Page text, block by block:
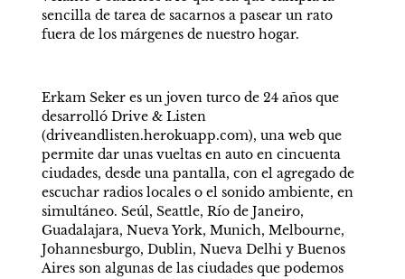
sencilla de tarea de sacarnos a pasear un rato
fuera de los márgenes de nuestro hogar.
Erkam Seker es un joven turco de 24 años que
desarrolló Drive & Listen
(driveandlisten.herokuapp.com), una web que
permite dar unas vueltas en auto en cincuenta
ciudades, desde una pantalla, con el agregado de
escuchar radios locales o el sonido ambiente, en
simultáneo. Seúl, Seattle, Río de Janeiro,
Guadalajara, Nueva York, Munich, Melbourne,
Johannesburgo, Dublin, Nueva Delhi y Buenos
Aires son algunas de las ciudades que podemos